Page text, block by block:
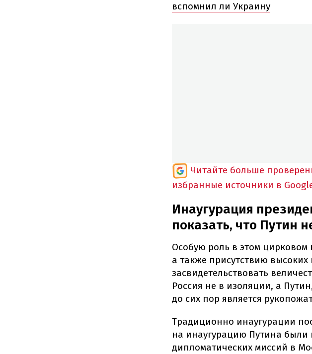
вспомнил ли Украину
Читайте больше
избранные источники в
Инаугурация
показать, что Путин
Особую роль в этом цирковом
а также присутствию
засвидетельствовать
Россия не в изоляции, а
до сих пор является
Традиционно инаугурации
на инаугурацию Путина
дипломатических миссий в